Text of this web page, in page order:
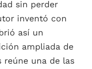
sin perder
inventó con
así un
ampliada de
reúne una de las